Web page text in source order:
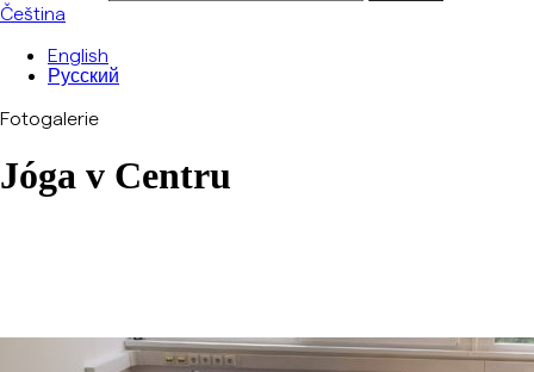
Čeština
English
Русский
Fotogalerie
Jóga v Centru